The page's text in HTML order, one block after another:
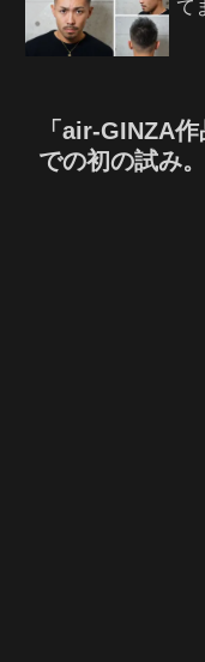
て
「air-GINZA
での初の試み。